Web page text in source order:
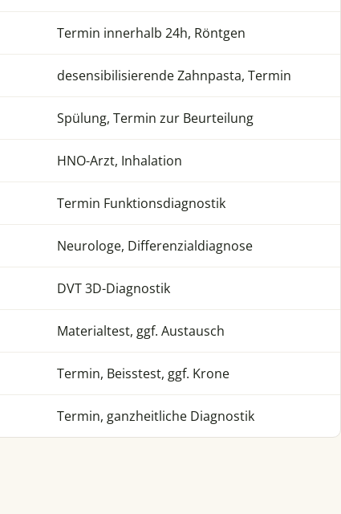
Termin innerhalb 24h, Röntgen
desensibilisierende Zahnpasta, Termin
Spülung, Termin zur Beurteilung
HNO-Arzt, Inhalation
Termin Funktionsdiagnostik
Neurologe, Differenzialdiagnose
DVT 3D-Diagnostik
Materialtest, ggf. Austausch
Termin, Beisstest, ggf. Krone
Termin, ganzheitliche Diagnostik